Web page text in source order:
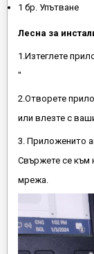
1 бр. Упътване
Лесна за
1.Изтеглете
"
2.Отворете
или влезте с
3. Приложенито
Свържете се към
мрежа.